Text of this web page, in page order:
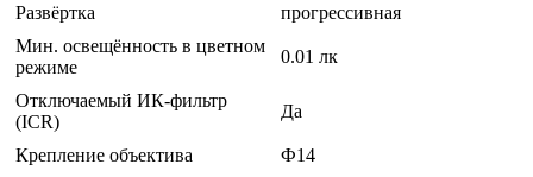
Развёртка
прогрессивная
Мин. освещённость в цветном
режиме
0.01 лк
Отключаемый ИК-фильтр
(ICR)
Да
Крепление объектива
Ф14